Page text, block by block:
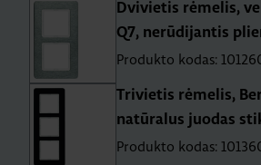
Dvivietis rėmelis,
Q7, nerūdijantis
Produkto kodas:
Trivietis rėmelis,
natūralus juodas
Produkto kodas: